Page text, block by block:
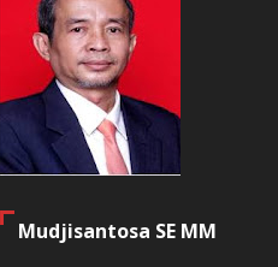
Mudjisantosa SE MM